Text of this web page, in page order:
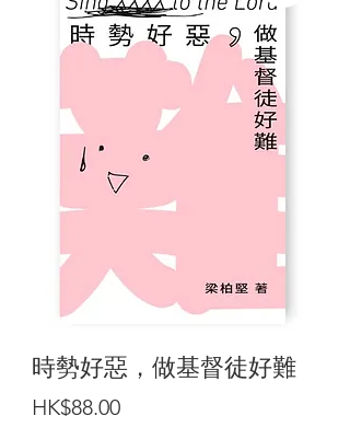
時勢好惡，做基督徒好難
HK$88.00價